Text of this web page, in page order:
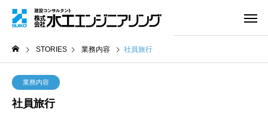
STORIES 業務内容 社員旅行
業務内容
社員旅行